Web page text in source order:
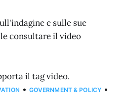
e sulle sue
consultare il video
il tag video.
• GOVERNMENT & POLICY •